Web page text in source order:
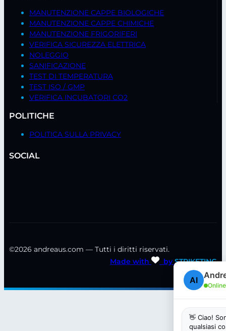
MANUTENZIONE CAPPE BIOLOGICHE
MANUTENZIONE CAPPE CHIMICHE
MANUTENZIONE FRIGORIFERI
VERIFICA SICUREZZA ELETTRICA
NOLEGGIO
SANIFICAZIONE
TEST DI TEMPERATURA
TEST ISO / GMP
VERIFICA INCUBATORI CO2
POLITICHE
POLITICA SULLA PRIVACY
SOCIAL
©2026 andreaus.com — Tutti i diritti riservati.
Made with
by STRIKETING